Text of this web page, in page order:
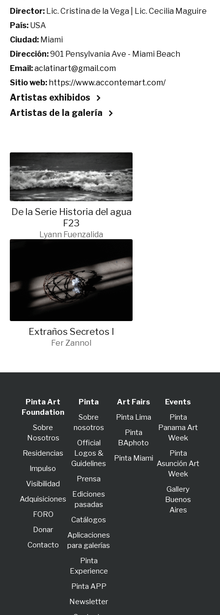
Director: Lic. Cristina de la Vega | Lic. Cecilia Maguire
País: USA
Ciudad: Miami
Dirección:901 Pensylvania Ave - Miami Beach
Email:aclatinart@gmail.com
Sitio web: https://www.accontemart.com/
Artistas exhibidos
Artistas de la galería
De la Serie Historia del agua
F23
Lyann Fuenzalida
Extraños Secretos I
Fer Zannol
Pinta Art
Foundation
Sobre
Nosotros
Residencias
lmpulso
Visibilidad
Adquisiciones
FORO
Donar
Contacto
Pinta
Sobre
nosotros
Official
Logos &
Guidelines
Prensa
Ediciones
pasadas
Catálogos
Aplicaciones
para galerías
Pinta
Experience
Pinta APP
Newsletter
Art Fairs
Pinta Lima
Pinta
BAphoto
Pinta Miami
Events
Pinta
Panama Art
Week
Pinta
Asunción Art
Week
Gallery
Buenos
Aires